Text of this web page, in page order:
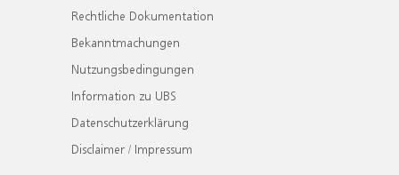
Rechtliche Dokumentation
Bekanntmachungen
Nutzungsbedingungen
Information zu UBS
Datenschutzerklärung
Disclaimer / Impressum